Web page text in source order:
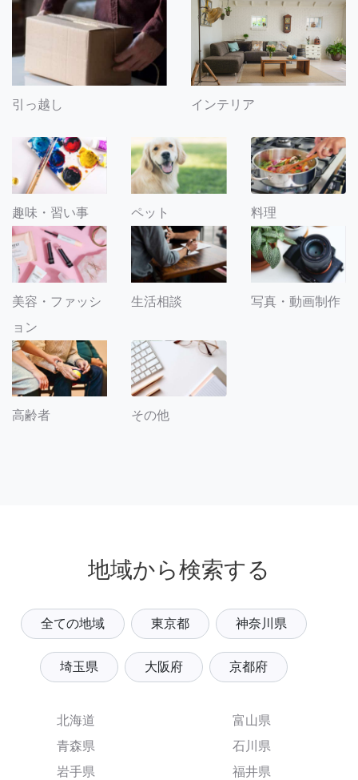
引っ越し インテリア
趣味・習い事 ペット 料理
美容・ファッシ
ョン
生活相談 写真・動画制作
高齢者 その他
地域から検索する
全ての地域 東京都 神奈川県
埼玉県 大阪府 京都府
北海道
青森県
岩手県
富山県
石川県
福井県